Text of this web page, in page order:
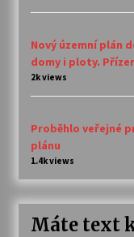
Nový územní plán
domy i ploty.
2k views
Proběhlo veřejné
plánu
1.4k views
Máte text